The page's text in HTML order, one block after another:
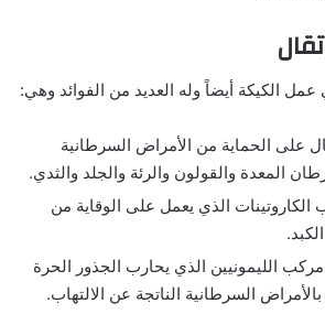
الكيكة أيضاً وله العديد من الفوائد وهي:
على الحماية من الأمراض السرطانية
المعدة والقولون والرئة والجلد والثدي.
الذي يعمل على الوقاية من
الليمونيين الذي يحارب الجذور الحرة
السرطانية الناتجة عن الالتهاب.